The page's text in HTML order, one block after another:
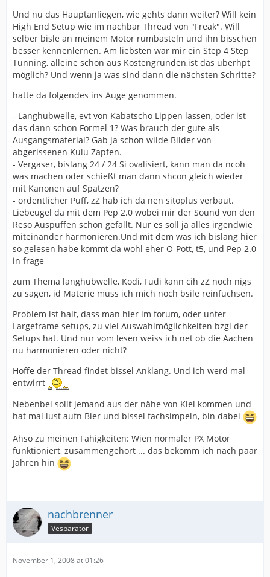
Und nu das Hauptanliegen, wie gehts dann weiter? Will kein
High End Setup wie im nachbar Thread von "Freak". Will
selber bisle an meinem Motor rumbasteln und ihn bisschen
besser kennenlernen. Am liebsten wär mir ein Step 4 Step
Tunning, alleine schon aus Kostengründen,ist das überhpt
möglich? Und wenn ja was sind dann die nächsten Schritte?
hatte da folgendes ins Auge genommen.
- Langhubwelle, evt von Kabatscho Lippen lassen, oder ist
das dann schon Formel 1? Was brauch der gute als
Ausgangsmaterial? Gab ja schon wilde Bilder von
abgerissenen Kulu Zapfen.
- Vergaser, bislang 24 / 24 Si ovalisiert, kann man da ncoh
was machen oder schießt man dann shcon gleich wieder
mit Kanonen auf Spatzen?
- ordentlicher Puff, zZ hab ich da nen sitoplus verbaut.
Liebeugel da mit dem Pep 2.0 wobei mir der Sound von den
Reso Auspüffen schon gefällt. Nur es soll ja alles irgendwie
miteinander harmonieren.Und mit dem was ich bislang hier
so gelesen habe kommt da wohl eher O-Pott, t5, und Pep 2.0
in frage
zum Thema langhubwelle, Kodi, Fudi kann cih zZ noch nigs
zu sagen, id Materie muss ich mich noch bsile reinfuchsen.
Problem ist halt, dass man hier im forum, oder unter
Largeframe setups, zu viel Auswahlmöglichkeiten bzgl der
Setups hat. Und nur vom lesen weiss ich net ob die Aachen
nu harmonieren oder nicht?
Hoffe der Thread findet bissel Anklang. Und ich werd mal
entwirrt
Nebenbei sollt jemand aus der nähe von Kiel kommen und
hat mal lust aufn Bier und bissel fachsimpeln, bin dabei
Ahso zu meinen Fähigkeiten: Wien normaler PX Motor
funktioniert, zusammengehört ... das bekomm ich nach paar
Jahren hin
nachbrenner
Vesparator
November 1, 2008 at 01:26